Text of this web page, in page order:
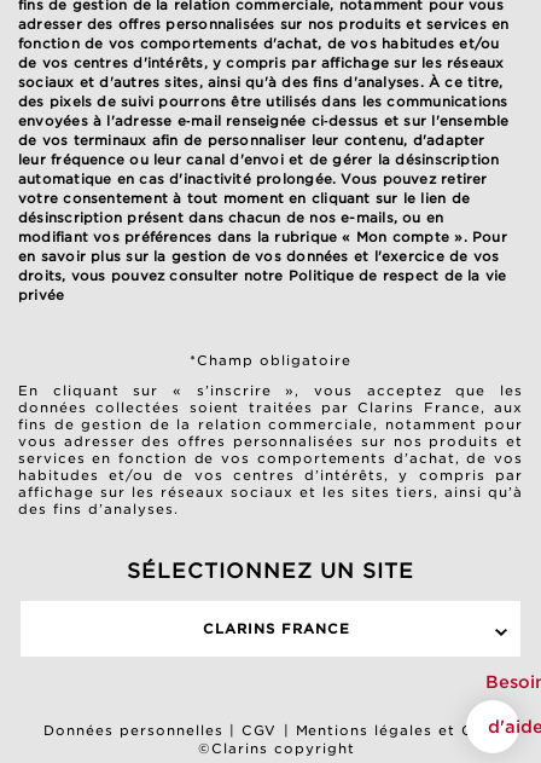
fins de gestion de la relation commerciale, notamment pour vous
adresser des offres personnalisées sur nos produits et services en
fonction de vos comportements d'achat, de vos habitudes et/ou
de vos centres d'intérêts, y compris par affichage sur les réseaux
sociaux et d'autres sites, ainsi qu'à des fins d'analyses. À ce titre,
des pixels de suivi pourrons être utilisés dans les communications
envoyées à l'adresse e‑mail renseignée ci‑dessus et sur l'ensemble
de vos terminaux afin de personnaliser leur contenu, d'adapter
leur fréquence ou leur canal d'envoi et de gérer la désinscription
automatique en cas d'inactivité prolongée. Vous pouvez retirer
votre consentement à tout moment en cliquant sur le lien de
désinscription présent dans chacun de nos e-mails, ou en
modifiant vos préférences dans la rubrique « Mon compte ». Pour
en savoir plus sur la gestion de vos données et l'exercice de vos
droits, vous pouvez consulter notre Politique de respect de la vie
privée
*Champ obligatoire
En cliquant sur « s’inscrire », vous acceptez que les
données collectées soient traitées par Clarins France, aux
fins de gestion de la relation commerciale, notamment pour
vous adresser des offres personnalisées sur nos produits et
services en fonction de vos comportements d’achat, de vos
habitudes et/ou de vos centres d’intérêts, y compris par
affichage sur les réseaux sociaux et les sites tiers, ainsi qu’à
des fins d’analyses.
SÉLECTIONNEZ UN SITE
CLARINS FRANCE
Données personnelles CGV
Mentions légales et CGU
©Clarins copyright